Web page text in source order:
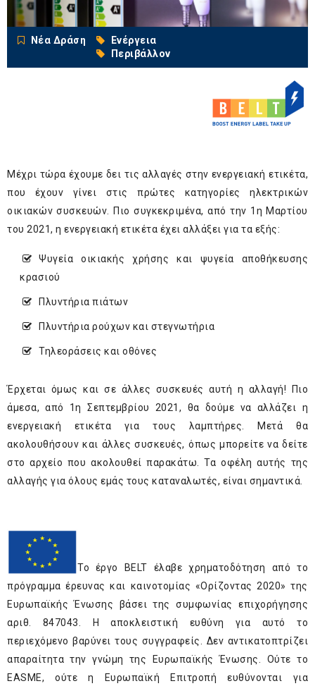
Νέα Δράση
Ενέργεια
Περιβάλλον
Μέχρι τώρα έχουμε δει τις αλλαγές στην ενεργειακή ετικέτα,
που έχουν γίνει στις πρώτες κατηγορίες ηλεκτρικών
οικιακών συσκευών. Πιο συγκεκριμένα, από την 1η Μαρτίου
του 2021, η ενεργειακή ετικέτα έχει αλλάξει για τα εξής:
Ψυγεία οικιακής χρήσης και ψυγεία αποθήκευσης
κρασιού
Πλυντήρια πιάτων
Πλυντήρια ρούχων και στεγνωτήρια
Τηλεοράσεις και οθόνες
Έρχεται όμως και σε άλλες συσκευές αυτή η αλλαγή! Πιο
άμεσα, από 1η Σεπτεμβρίου 2021, θα δούμε να αλλάζει η
ενεργειακή ετικέτα για τους λαμπτήρες. Μετά θα
ακολουθήσουν και άλλες συσκευές, όπως μπορείτε να δείτε
στο αρχείο που ακολουθεί παρακάτω. Τα οφέλη αυτής της
αλλαγής για όλους εμάς τους καταναλωτές, είναι σημαντικά.
Το έργο BELT έλαβε χρηματοδότηση από το
πρόγραμμα έρευνας και καινοτομίας «Ορίζοντας 2020» της
Ευρωπαϊκής Ένωσης βάσει της συμφωνίας επιχορήγησης
αριθ. 847043. Η αποκλειστική ευθύνη για αυτό το
περιεχόμενο βαρύνει τους συγγραφείς. Δεν αντικατοπτρίζει
απαραίτητα την γνώμη της Ευρωπαϊκής Ένωσης. Ούτε το
EASME, ούτε η Ευρωπαϊκή Επιτροπή ευθύνονται για